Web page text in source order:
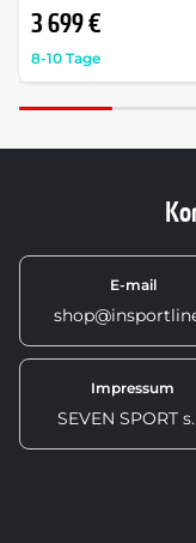
3 699 €
8-10 Tage
E-mail
Impressum
SEVEN SPORT